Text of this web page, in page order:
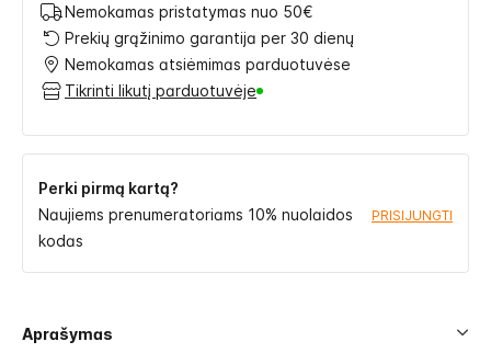
Nemokamas pristatymas nuo 50€
Prekių grąžinimo garantija per 30 dienų
Nemokamas atsiėmimas parduotuvėse
Tikrinti likutį parduotuvėje
Perki pirmą kartą?
Naujiems prenumeratoriams 10% nuolaidos
kodas
PRISIJUNGTI
Aprašymas